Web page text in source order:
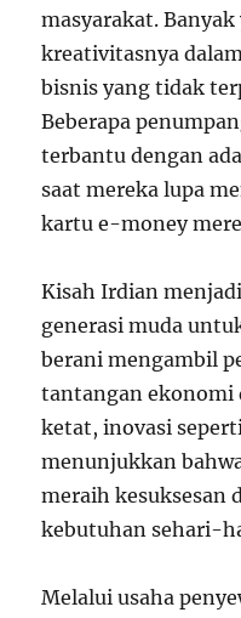
masyarakat.
kreativitasnya
bisnis yang tidak
Beberapa
terbantu dengan
saat mereka lupa
kartu e-money
Kisah Irdian
generasi muda
berani mengambil
tantangan ekonomi
ketat, inovasi
menunjukkan
meraih kesuksesan
kebutuhan sehari-
Melalui usaha